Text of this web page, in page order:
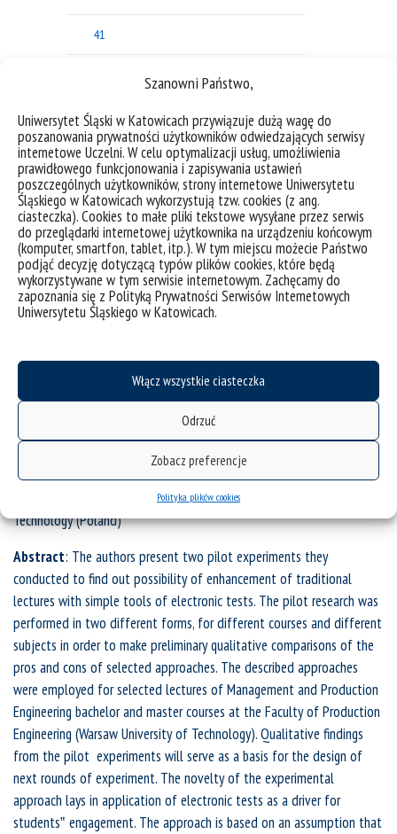
Szanowni Państwo,
Uniwersytet Śląski w Katowicach przywiązuje dużą wagę do
poszanowania prywatności użytkowników odwiedzających serwisy
internetowe Uczelni. W celu optymalizacji usług, umożliwienia
prawidłowego funkcjonowania i zapisywania ustawień
poszczególnych użytkowników, strony internetowe Uniwersytetu
Śląskiego w Katowicach wykorzystują tzw. cookies (z ang.
ciasteczka). Cookies to małe pliki tekstowe wysyłane przez serwis
do przeglądarki internetowej użytkownika na urządzeniu końcowym
(komputer, smartfon, tablet, itp.). W tym miejscu możecie Państwo
podjąć decyzję dotyczącą typów plików cookies, które będą
wykorzystywane w tym serwisie internetowym. Zachęcamy do
zapoznania się z Polityką Prywatności Serwisów Internetowych
Uniwersytetu Śląskiego w Katowicach.
Włącz wszystkie ciasteczka
Odrzuć
Zobacz preferencje
Polityka plików cookies
LECTURES – STUDENTS AS DESIGNERS OF KNOWLEDGE
DOI: 10.34916/el.2019.11.11
Bartłomiej Gładysz, Izabela MaleńczykWarsaw University of
Technology (Poland)
Abstract: The authors present two pilot experiments they
conducted to find out possibility of enhancement of traditional
lectures with simple tools of electronic tests. The pilot research was
performed in two different forms, for different courses and different
subjects in order to make preliminary qualitative comparisons of the
pros and cons of selected approaches. The described approaches
were employed for selected lectures of Management and Production
Engineering bachelor and master courses at the Faculty of Production
Engineering (Warsaw University of Technology). Qualitative findings
from the pilot experiments will serve as a basis for the design of
next rounds of experiment. The novelty of the experimental
approach lays in application of electronic tests as a driver for
students‟ engagement. The approach is based on an assumption that
41
Czasopismo "Edukacja Międzykulturowa"
Postępowania doktorskie
Postępowania habilitacyjne
Serwisy poświęcone nauce
Projekty